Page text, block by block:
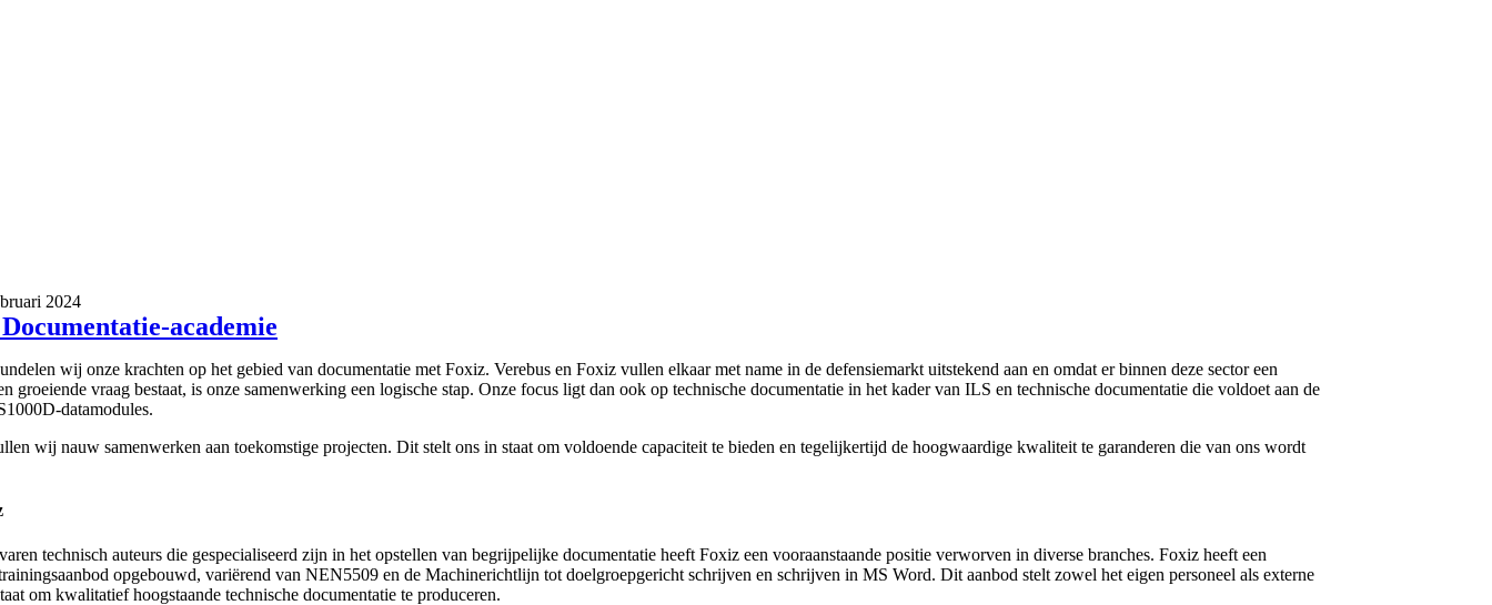
2024
academie
wij onze krachten op het gebied van documentatie met Foxiz. Verebus en Foxiz vullen elkaar met name in de defensiemarkt uitstekend aan en omdat er binnen deze sector een
groeiende vraag bestaat, is onze samenwerking een logische stap. Onze focus ligt dan ook op technische documentatie in het kader van ILS en technische documentatie die voldoet aan de
datamodules.
wij nauw samenwerken aan toekomstige projecten. Dit stelt ons in staat om voldoende capaciteit te bieden en tegelijkertijd de hoogwaardige kwaliteit te garanderen die van ons wordt
technisch auteurs die gespecialiseerd zijn in het opstellen van begrijpelijke documentatie heeft Foxiz een vooraanstaande positie verworven in diverse branches. Foxiz heeft een
opgebouwd, variërend van NEN5509 en de Machinerichtlijn tot doelgroepgericht schrijven en schrijven in MS Word. Dit aanbod stelt zowel het eigen personeel als externe
om kwalitatief hoogstaande technische documentatie te produceren.